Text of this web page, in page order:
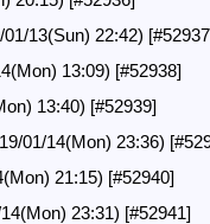
13(Sun) 22:42)
13:09) [#52938]
13:40) [#52939]
01/14(Mon) 23:36)
21:15) [#52940]
23:31) [#52941]